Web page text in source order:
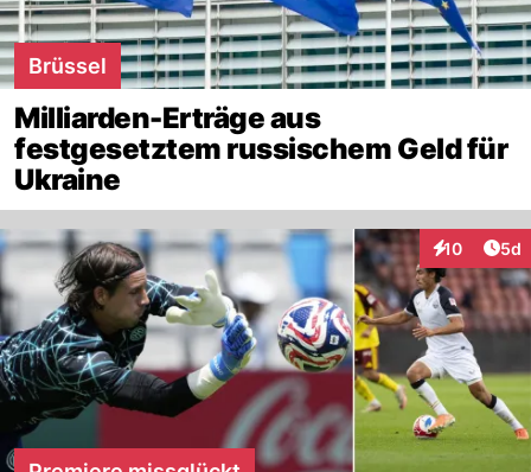
Brüssel
Milliarden-Erträge aus
festgesetztem russischem Geld für
Ukraine
10
Interaktionen
5d